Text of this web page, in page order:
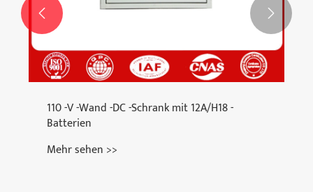
110 -V -Wand -DC -Schrank mit 12A/H18 -
Batterien
Mehr sehen >>
 